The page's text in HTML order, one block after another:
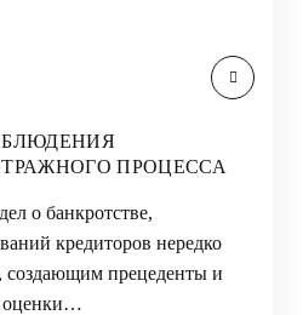
ПРОЦЕССА
о банкротстве,
кредиторов нередко
создающим прецеденты и
оценки…